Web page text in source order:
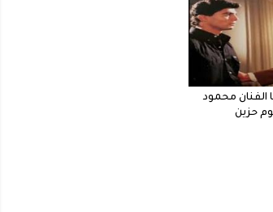
الفنان محمود
حزين